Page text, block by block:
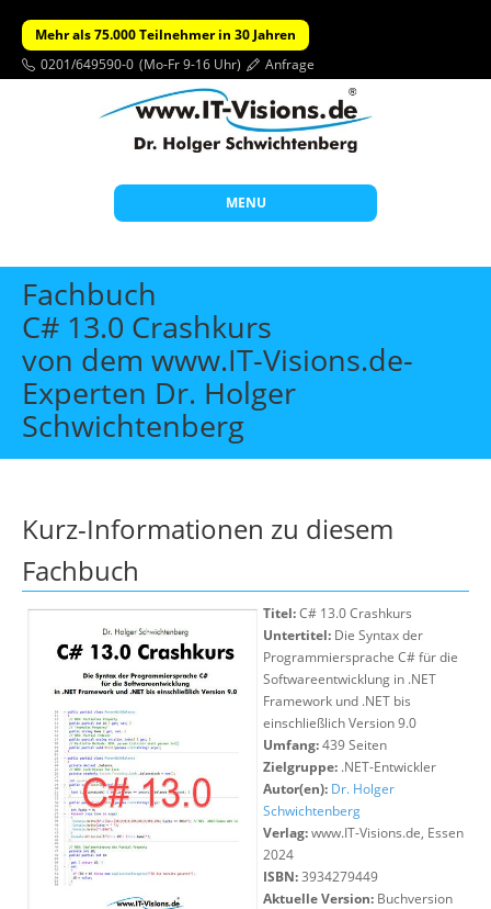
Mehr als 75.000 Teilnehmer in 30 Jahren
0201/649590-0 (Mo-Fr 9-16 Uhr) Anfrage
MENU
Start
Themen
Individuelle Schulungen
Offene Seminare
Fachbuch
C# 13.0 Crashkurs
von dem www.IT-Visions.de-
Experten Dr. Holger
Schwichtenberg
Kurz-Informationen zu diesem
Fachbuch
Titel:C# 13.0 Crashkurs
Untertitel: Die Syntax der
Programmiersprache C# für die
Softwareentwicklung in .NET
Framework und .NET bis
einschließlich Version 9.0
Umfang:439 Seiten
Zielgruppe: .NET-Entwickler
Autor(en): Dr. Holger
Schwichtenberg
Verlag:www.IT-Visions.de, Essen
2024
ISBN:3934279449
Aktuelle Version: Buchversion